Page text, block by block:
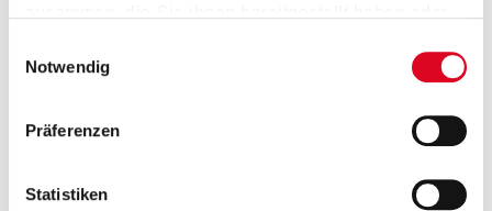
zusammen, die Sie ihnen bereitgestellt haben oder
gesammelt haben.
Notwendig
Präferenzen
Statistiken
Musikkunde